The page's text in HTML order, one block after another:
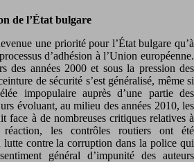
de l’État bulgare
une priorité pour l’État bulgare qu’à
d’adhésion à l’Union européenne.
des années 2000 et sous la pression des
de sécurité s’est généralisé, même si
impopulaire auprès d’une partie des
évoluant, au milieu des années 2010, les
face à de nombreuses critiques relatives à
réaction, les contrôles routiers ont été
lutte contre la corruption dans la police qui
général d’impunité des auteurs